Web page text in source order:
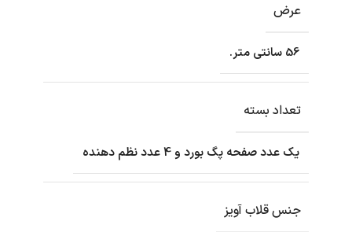
عرض
56 سانتی متر.
تعداد بسته
یک عدد صفحه پگ بورد و 4 عدد نظم دهنده
جنس قلاب آویز